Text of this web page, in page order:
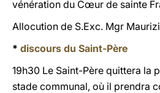
vénération du Cœur de sainte
Allocution de S.Exc. Mgr
* discours du Saint-Père
19h30 Le Saint-Père quittera la
stade communal, où il prendra